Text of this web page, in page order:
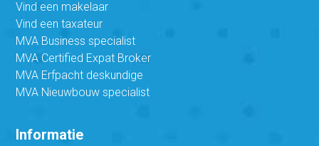
Vind een makelaar
Vind een taxateur
MVA Business specialist
MVA Certified Expat Broker
MVA Erfpacht deskundige
MVA Nieuwbouw specialist
Informatie